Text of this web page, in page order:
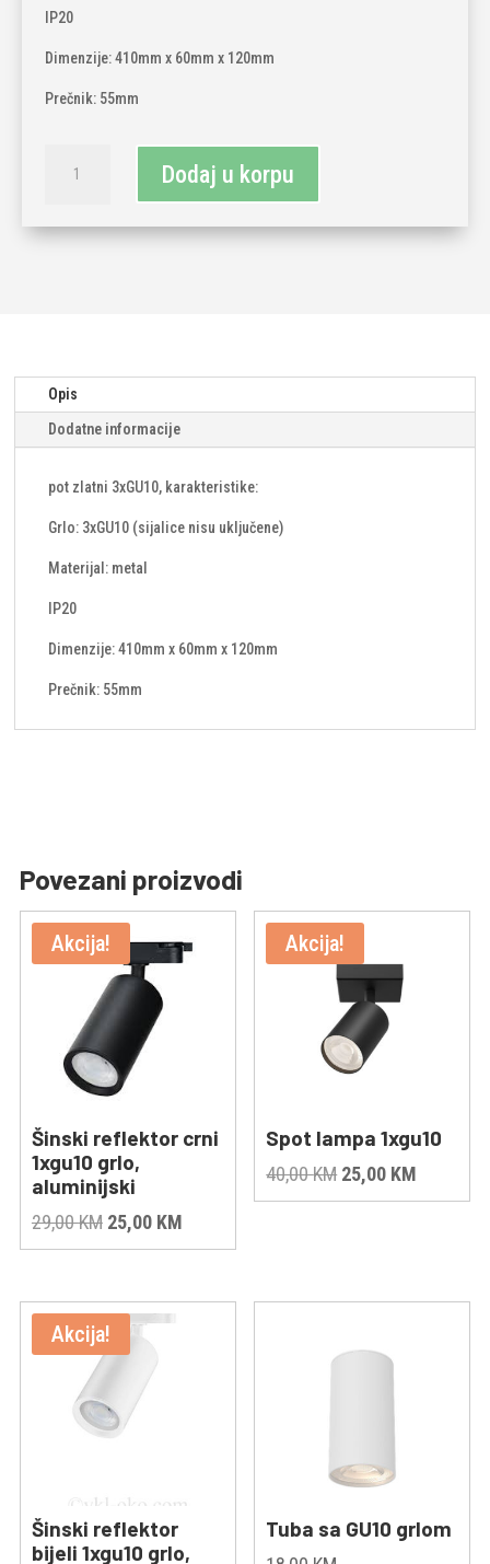
IP20
Dimenzije: 410mm x 60mm x 120mm
Prečnik: 55mm
zlatni
količina
Dodaj u korpu
Opis
Dodatne informacije
pot zlatni 3xGU10, karakteristike:
Grlo: 3xGU10 (sijalice nisu uključene)
Materijal: metal
IP20
Dimenzije: 410mm x 60mm x 120mm
Prečnik: 55mm
Povezani proizvodi
Akcija!
Šinski reflektor crni
1xgu10 grlo,
aluminijski
29,00KM Original
price
29,00 KM.
25,00 KMCurrent
price
25,00 KM.
Akcija!
Spot lampa 1xgu10
40,00KM Original
price
25,00 KM
price
Akcija!
Šinski reflektor
bijeli 1xgu10 grlo,
Tuba sa GU10 grlom